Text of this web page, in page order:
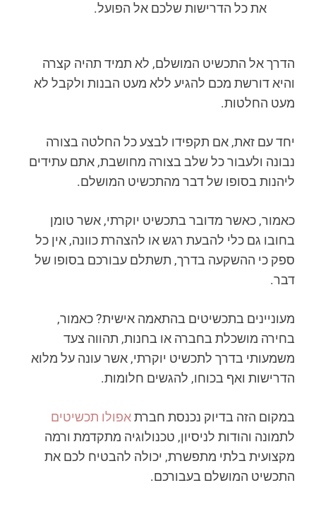
את כל הדרישות שלכם אל הפועל.
הדרך אל התכשיט המושלם, לא תמיד תהיה קצרה
והיא דורשת מכם להגיע ללא מעט הבנות ולקבל לא
מעט החלטות.
יחד עם זאת, אם תקפידו לבצע כל החלטה בצורה
נבונה ולעבור כל שלב בצורה מחושבת, אתם עתידים
ליהנות בסופו של דבר מהתכשיט המושלם.
כאמור, כאשר מדובר בתכשיט יוקרתי, אשר טומן
בחובו גם כלי להבעת רגש או להצהרת כוונה, אין כל
ספק כי ההשקעה בדרך, תשתלם עבורכם בסופו של
דבר.
מעוניינים בתכשיטים בהתאמה אישית? כאמור,
בחירה מושכלת בחברה או בחנות, תהווה צעד
משמעותי בדרך לתכשיט יוקרתי, אשר עונה על מלוא
הדרישות ואף בכוחו, להגשים חלומות.
במקום הזה בדיוק נכנסת חברתאפולו תכשיטים
לתמונה והודות לניסיון, טכנולוגיה מתקדמת ורמה
מקצועית בלתי מתפשרת, יכולה להבטיח לכם את
התכשיט המושלם בעבורכם.